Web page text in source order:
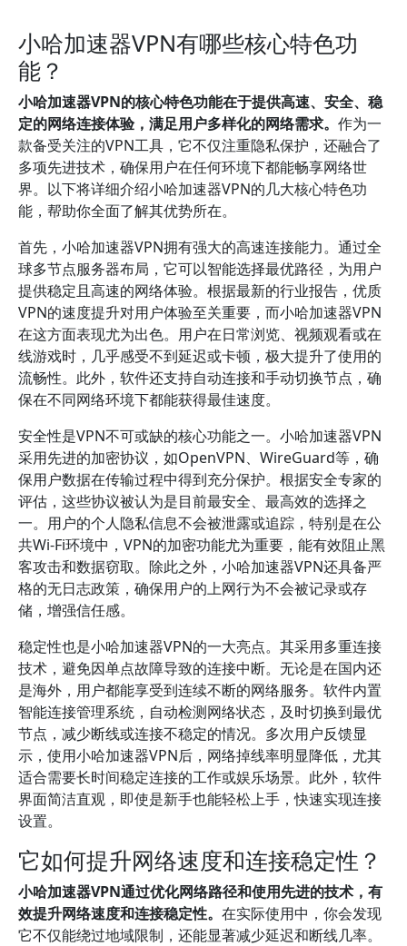
小哈加速器VPN有哪些核心特色功
能？
小哈加速器VPN的核心特色功能在于提供高速、安全、稳
定的网络连接体验，满足用户多样化的网络需求。 作为一
款备受关注的VPN工具，它不仅注重隐私保护，还融合了
多项先进技术，确保用户在任何环境下都能畅享网络世
界。以下将详细介绍小哈加速器VPN的几大核心特色功
能，帮助你全面了解其优势所在。
首先，小哈加速器VPN拥有强大的高速连接能力。通过全
球多节点服务器布局，它可以智能选择最优路径，为用户
提供稳定且高速的网络体验。根据最新的行业报告，优质
VPN的速度提升对用户体验至关重要，而小哈加速器VPN
在这方面表现尤为出色。用户在日常浏览、视频观看或在
线游戏时，几乎感受不到延迟或卡顿，极大提升了使用的
流畅性。此外，软件还支持自动连接和手动切换节点，确
保在不同网络环境下都能获得最佳速度。
安全性是VPN不可或缺的核心功能之一。小哈加速器VPN
采用先进的加密协议，如OpenVPN、WireGuard等，确
保用户数据在传输过程中得到充分保护。根据安全专家的
评估，这些协议被认为是目前最安全、最高效的选择之
一。用户的个人隐私信息不会被泄露或追踪，特别是在公
共Wi-Fi环境中，VPN的加密功能尤为重要，能有效阻止黑
客攻击和数据窃取。除此之外，小哈加速器VPN还具备严
格的无日志政策，确保用户的上网行为不会被记录或存
储，增强信任感。
稳定性也是小哈加速器VPN的一大亮点。其采用多重连接
技术，避免因单点故障导致的连接中断。无论是在国内还
是海外，用户都能享受到连续不断的网络服务。软件内置
智能连接管理系统，自动检测网络状态，及时切换到最优
节点，减少断线或连接不稳定的情况。多次用户反馈显
示，使用小哈加速器VPN后，网络掉线率明显降低，尤其
适合需要长时间稳定连接的工作或娱乐场景。此外，软件
界面简洁直观，即使是新手也能轻松上手，快速实现连接
设置。
它如何提升网络速度和连接稳定性？
小哈加速器VPN通过优化网络路径和使用先进的技术，有
效提升网络速度和连接稳定性。 在实际使用中，你会发现
它不仅能绕过地域限制，还能显著减少延迟和断线几率。